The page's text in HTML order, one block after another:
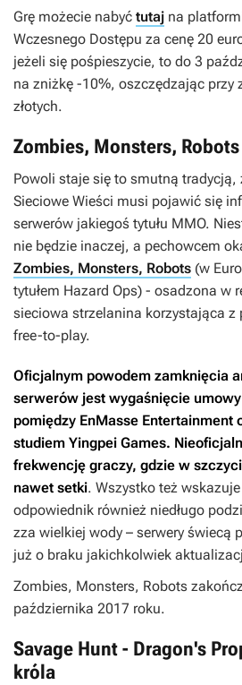
Grę możecie nabyć tutaj na
Wczesnego Dostępu za cenę 20
jeżeli się pośpieszycie, to do 3
na zniżkę -10%, oszczędzając przy
złotych.
Zombies, Monsters,
Powoli staje się to smutną tradycją,
Sieciowe Wieści musi pojawić się
serwerów jakiegoś tytułu MMO.
nie będzie inaczej, a pechowcem
Zombies, Monsters, Robots (w
tytułem Hazard Ops) - osadzona w
sieciowa strzelanina korzystająca z
free-to-play.
Oficjalnym powodem zamknięcia
serwerów jest wygaśnięcie
pomiędzy EnMasse Entertainment
studiem Yingpei Games.
frekwencję graczy, gdzie w
nawet setki. Wszystko też
odpowiednik również niedługo
zza wielkiej wody – serwery świecą
już o braku jakichkolwiek
Zombies, Monsters, Robots
października 2017 roku.
Savage Hunt - Dragon's
króla